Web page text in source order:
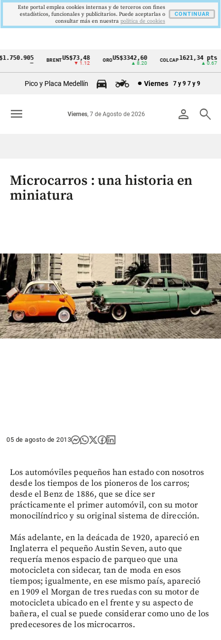
Cintillo
Colombia
BRENT US$73,48
▼ 1.12
OROUS$3342,60
▲ 8.20
COLCAP1621,34 pts
▲ 0.67
Pico y Placa Medellín Viernes 7 y 9 7 y 9
person search
Viernes, 7 de Agosto de 2026
menu
Microcarros : una historia en
miniatura
05 de agosto de 2013
Los automóviles pequeños han estado con nosotros
desde los tiempos de los pioneros de los carros;
desde el Benz de 1886, que se dice ser
prácticamente el primer automóvil, con su motor
monocilíndrico y su original sistema de dirección.
Más adelante, en la deácada de 1920, apareció en
Inglaterra el pequeño Austin Seven, auto que
requería menos espacio de parqueo que una
motocicleta con sidecar, tan de moda en esos
tiempos; igualmente, en ese mismo país, apareció
en 1909 el Morgan de tres ruedas con su motor de
motocicleta ubicado en el frente y su aspecto de
bañera, el cual se puede considerar como uno de los
predecesores de los microcarros.
Este portal emplea cookies internas y de terceros con fines
estadísticos, funcionales y publicitarios. Puede aceptarlas o
consultar más en nuestra politica de cookies
CONTINUAR